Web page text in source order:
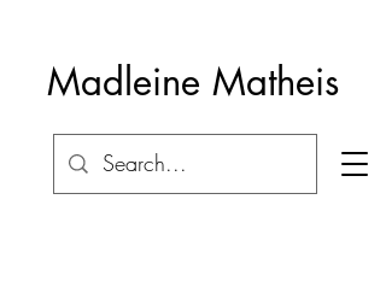
Madleine Matheis